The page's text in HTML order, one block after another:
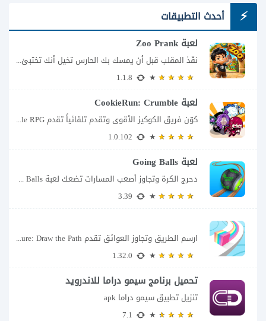
أحدث التطبيقات
لعبة Zoo Prank
نفّذ المقلب قبل أن يمسك بك الحارس تخيل أنك تختبئ خلف الأشجار داخل حديقة...
لعبة CookieRun: Crumble
كوّن فريق الكوكيز الأقوى وتقدم تلقائياً تقدم CookieRun: Crumble – Idle RPG تجربة مختلفة...
لعبة Going Balls
دحرج الكرة وتجاوز أصعب المسارات تضعك لعبة Going Balls للأندرويد أمام تحدٍ يبدو بسيطًا...
ارسم الطريق وتجاوز العوائق تقدم Color Adventure: Draw the Path فكرة بسيطة تتحول سريعًا...
تحميل برنامج سيمو دراما للاندرويد
تنزيل تطبيق سيمو دراما apk